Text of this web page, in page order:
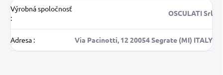
Výrobná spoločnosť
:
OSCULATI Srl
Adresa : Via Pacinotti, 12 20054 Segrate (MI) ITALY